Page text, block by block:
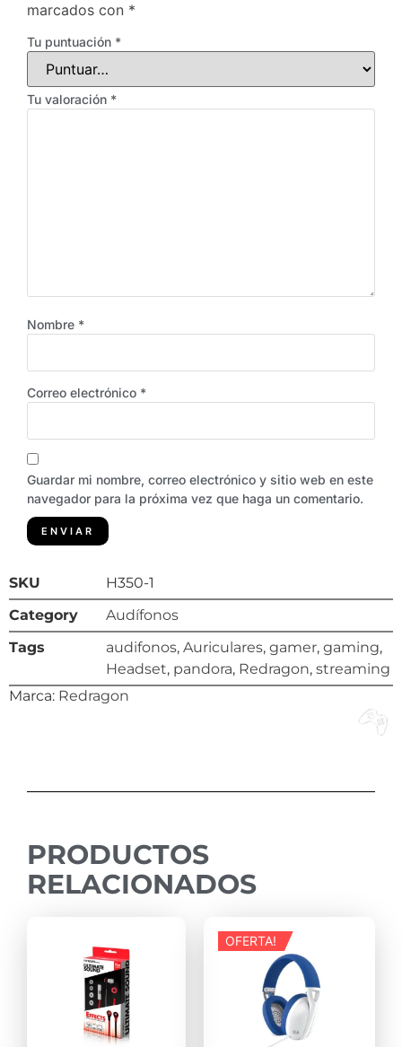
marcados con *
Tu puntuación *
Tu valoración *
Nombre *
Correo electrónico *
Guardar mi nombre, correo electrónico y sitio web en este
navegador para la próxima vez que haga un comentario.
SKU
H350-1
Category
Audífonos
Tags
audifonos, Auriculares, gamer, gaming,
Headset, pandora, Redragon, streaming
Marca: Redragon
PRODUCTOS
RELACIONADOS
OFERTA!